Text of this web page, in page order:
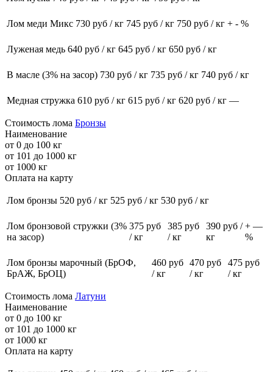
Лом меди Микс 730 руб / кг 745 руб / кг 750 руб / кг + - %
Луженая медь 640 руб / кг 645 руб / кг 650 руб / кг
В масле (3% на засор) 730 руб / кг 735 руб / кг 740 руб / кг
Медная стружка 610 руб / кг 615 руб / кг 620 руб / кг —
Стоимость лома Бронзы
Наименование
от 0 до 100 кг
от 101 до 1000 кг
от 1000 кг
Оплата на карту
Лом бронзы 520 руб / кг 525 руб / кг 530 руб / кг
Лом бронзовой стружки (3%
на засор)
375 руб
/ кг
385 руб
/ кг
390 руб /
кг
+ —
%
Лом бронзы марочный (БрОФ,
БрАЖ, БрОЦ)
460 руб
/ кг
470 руб
/ кг
475 руб
/ кг
Стоимость лома Латуни
Наименование
от 0 до 100 кг
от 101 до 1000 кг
от 1000 кг
Оплата на карту